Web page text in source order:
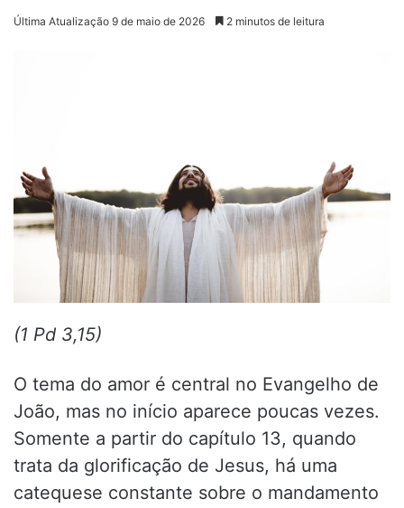
Última Atualização 9 de maio de 2026 2 minutos de leitura
(1 Pd 3,15)
O tema do amor é central no Evangelho de
João, mas no início aparece poucas vezes.
Somente a partir do capítulo 13, quando
trata da glorificação de Jesus, há uma
catequese constante sobre o mandamento